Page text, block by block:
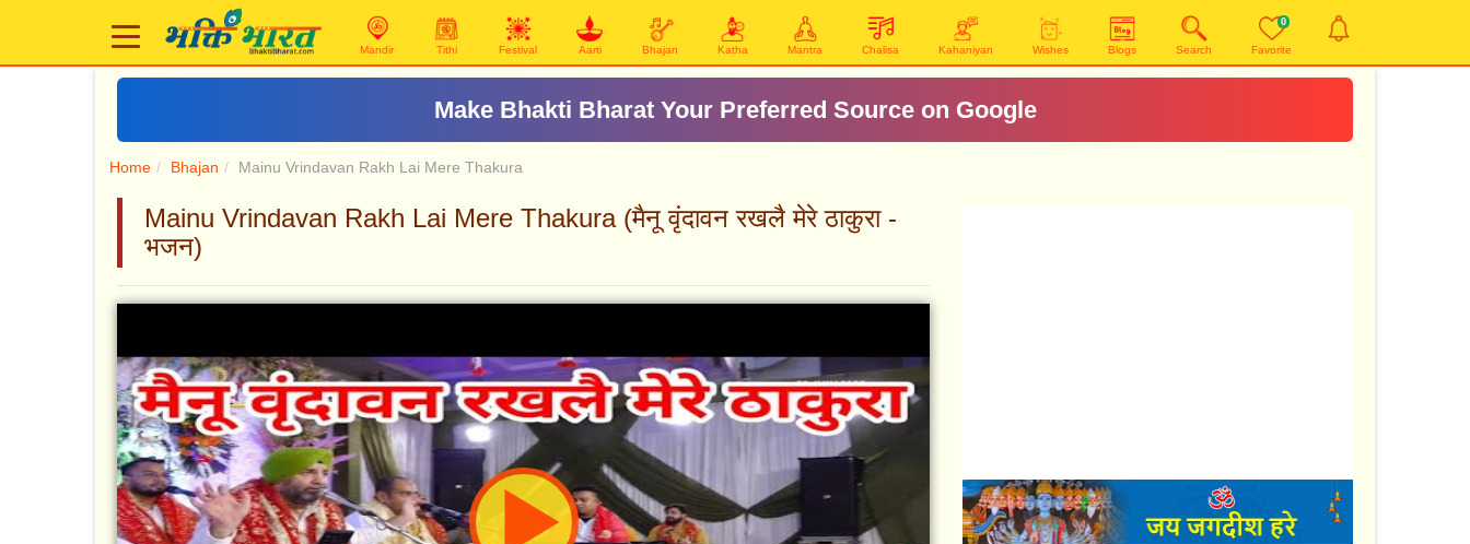
Mandir Tithi Festival Aarti Bhajan Katha Mantra Chalisa Kahaniyan Wishes Blogs Search
0
Favorite
Make Bhakti Bharat Your Preferred Source on Google
Home Bhajan Mainu Vrindavan Rakh Lai Mere Thakura
Mainu Vrindavan Rakh Lai Mere Thakura (मैनू वृंदावन रखलै मेरे ठाकुरा -
भजन)